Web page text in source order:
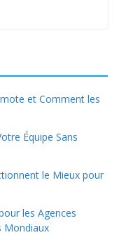
et Comment les
Équipe Sans
le Mieux pour
les Agences
Mondiaux